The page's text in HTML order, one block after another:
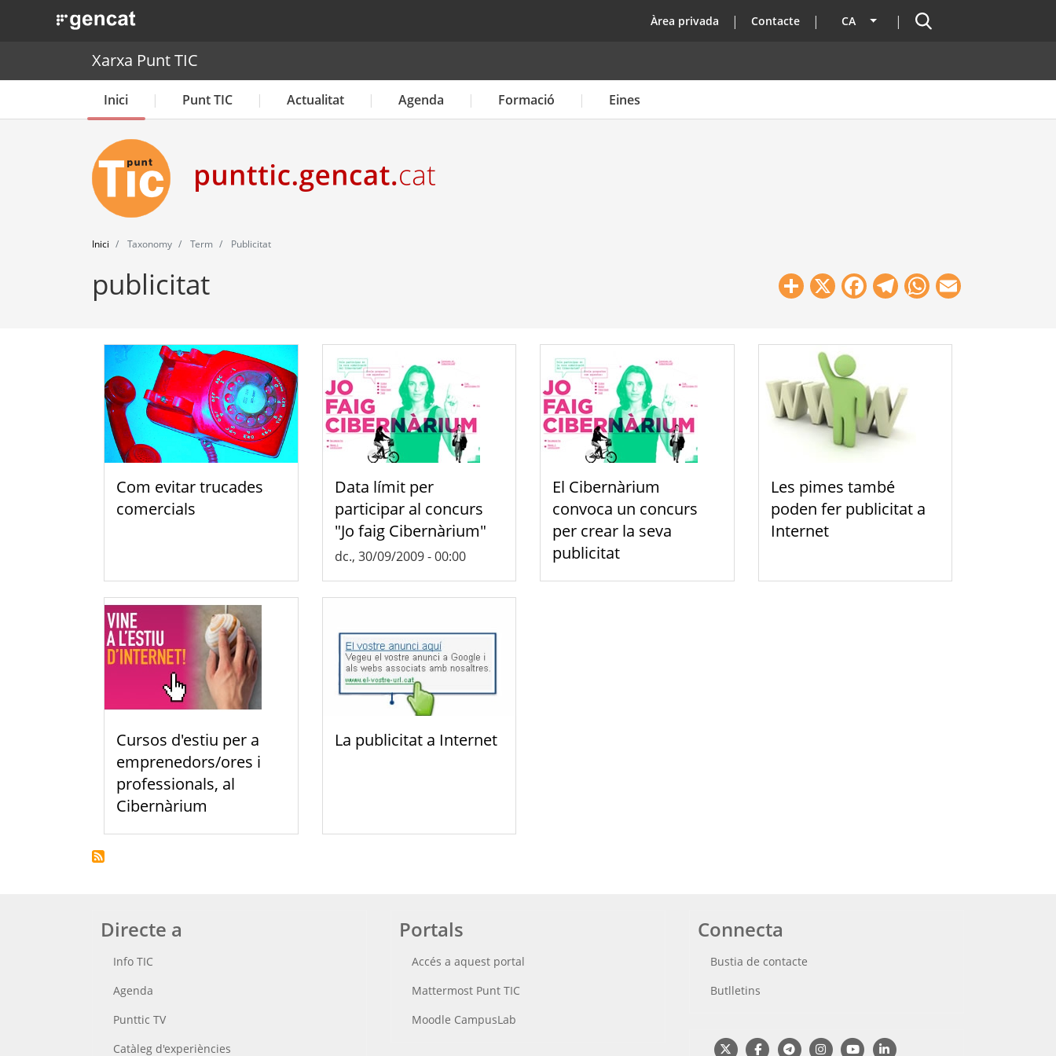
. Obre en una nova finestra. top
Àrea privada Contacte CA Llista les accions addicionals
Cercador
Xarxa Punt TIC
Inici Punt TIC Actualitat Agenda Formació Eines
Inici Taxonomy Term Publicitat
publicitat Share
X Facebook
Telegram
WhatsApp
Com evitar trucades
comercials
Data límit per
participar al concurs
"Jo faig Cibernàrium"
dc., 30/09/2009 - 00:00
El Cibernàrium
convoca un concurs
per crear la seva
publicitat
Les pimes també
poden fer publicitat a
Internet
Cursos d'estiu per a
emprenedors/ores i
professionals, al
Cibernàrium
La publicitat a Internet
Directe a
Info TIC
Agenda
Punttic TV
Catàleg d'experiències
Portals
Accés a aquest portal
Mattermost Punt TIC
Moodle CampusLab
Connecta
Bustia de contacte
Butlletins